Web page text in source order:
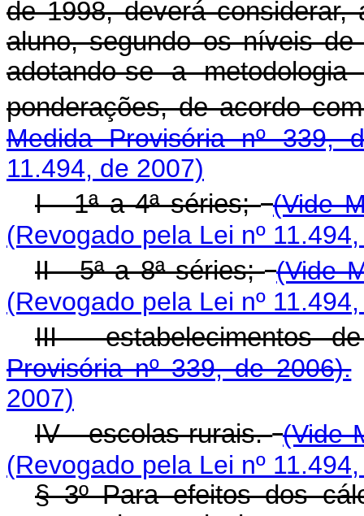
de 1998, deverá
aluno, segundo os níveis
adotando-se a
ponderações, de acordo
Medida Provisória nº 339,
11.494, de 2007)
I - 1ª a 4ª séries; (Vide
(Revogado pela Lei nº
II - 5ª a 8ª séries; (Vide
(Revogado pela Lei nº
III - estabelecimentos
Provisória nº 339, de 2006).
2007)
IV - escolas rurais. (Vide
(Revogado pela Lei nº
§ 3º Para efeitos dos